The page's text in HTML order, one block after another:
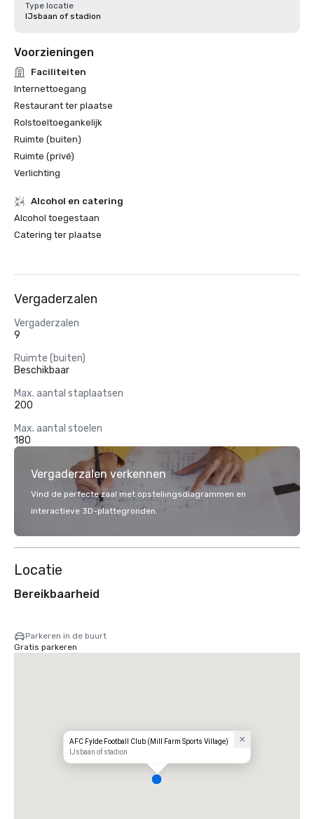
Type locatie
IJsbaan of stadion
Voorzieningen
Faciliteiten
Internettoegang
Restaurant ter plaatse
Rolstoeltoegankelijk
Ruimte (buiten)
Ruimte (privé)
Verlichting
Alcohol en catering
Alcohol toegestaan
Catering ter plaatse
Vergaderzalen
Vergaderzalen
9
Ruimte (buiten)
Beschikbaar
Max. aantal staplaatsen
200
Max. aantal stoelen
180
Vergaderzalen verkennen
Vind de perfecte zaal met opstellingsdiagrammen en
interactieve 3D-plattegronden.
Locatie
Bereikbaarheid
Parkeren in de buurt
Gratis parkeren
AFC Fylde Football Club (Mill Farm Sports Village)
IJsbaan of stadion